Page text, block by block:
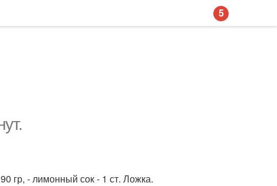
гр, - лимонный сок - 1 ст. Ложка.
5